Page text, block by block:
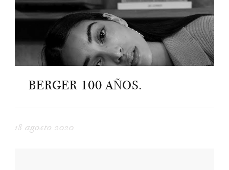
BERGER 100 AÑOS.
18 agosto 2020